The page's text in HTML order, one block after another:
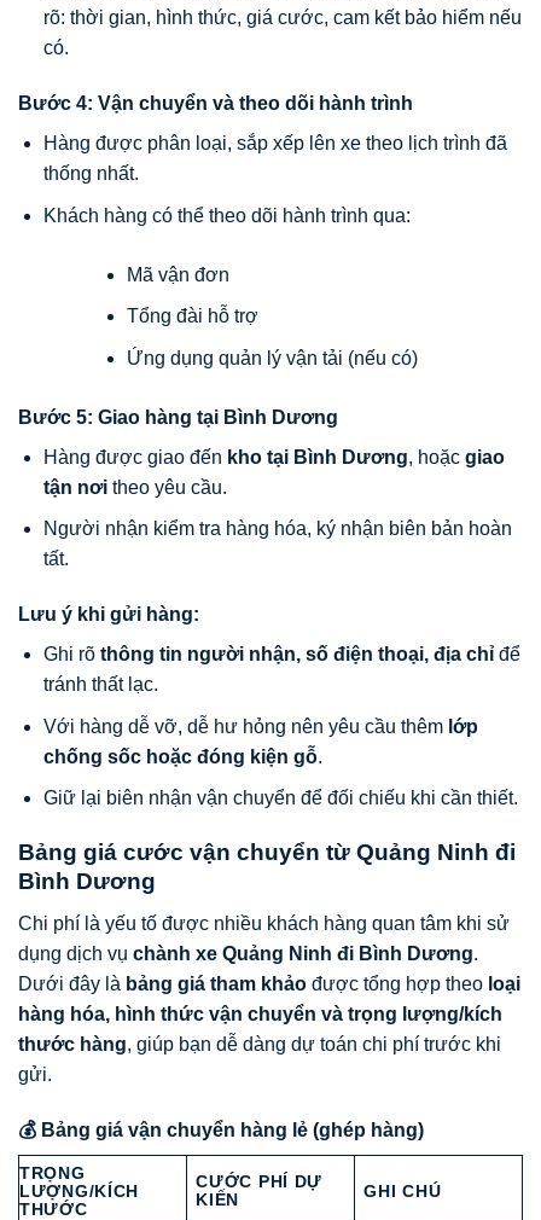
rõ: thời gian, hình thức, giá cước, cam kết bảo hiểm nếu
có.
Bước 4: Vận chuyển và theo dõi hành trình
Hàng được phân loại, sắp xếp lên xe theo lịch trình đã
thống nhất.
Khách hàng có thể theo dõi hành trình qua:
Mã vận đơn
Tổng đài hỗ trợ
Ứng dụng quản lý vận tải (nếu có)
Bước 5: Giao hàng tại Bình Dương
Hàng được giao đến kho tại Bình Dương, hoặc giao
tận nơitheo yêu cầu.
Người nhận kiểm tra hàng hóa, ký nhận biên bản hoàn
tất.
Lưu ý khi gửi hàng:
Ghi rõ thông tin người nhận, số điện thoại, địa chỉđể
tránh thất lạc.
Với hàng dễ vỡ, dễ hư hỏng nên yêu cầu thêm lớp
chống sốc hoặc đóng kiện gỗ.
Giữ lại biên nhận vận chuyển để đối chiếu khi cần thiết.
Bảng giá cước vận chuyển từ Quảng Ninh đi
Bình Dương
Chi phí là yếu tố được nhiều khách hàng quan tâm khi sử
dụng dịch vụ chành xe Quảng Ninh đi Bình Dương.
Dưới đây là bảng giá tham khảo được tổng hợp theo loại
hàng hóa, hình thức vận chuyển và trọng lượng/kích
thước hàng, giúp bạn dễ dàng dự toán chi phí trước khi
gửi.
💰 Bảng giá vận chuyển hàng lẻ (ghép hàng)
TRỌNG
LƯỢNG/KÍCH
THƯỚC
CƯỚC PHÍ DỰ
KIẾN
GHI CHÚ